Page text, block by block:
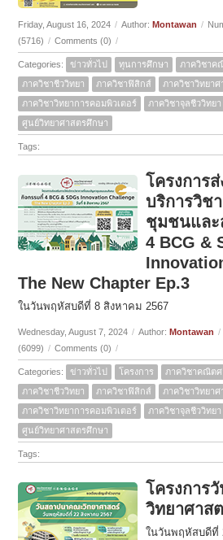
Friday, August 16, 2024 / Author:Montawan /
(5716) / Comments (0) /
Categories: ข่าวทั่วไป ทุนการศึกษา ภาควิชาค
ภาควิชาชีววิทยา
ภาควิชาฟิสิกส์
ภาควิชาวิทยาศ
ภาควิชาวิทยาการคอมพิวเตอร์
ภาควิชาจุลชีววิทยา
ศูนย์วิทยาศาสตรศึกษา
Tags:
โครงการ
บริการวิช
ชุมชนและ
4 BCG &
The New Chapter Ep.3
ในวันพฤหัสบดีที่ 8 สิงหาคม 2567
Wednesday, August 7, 2024 / Author:Montawan /
(6099) / Comments (0) /
Categories: ข่าวทั่วไป โครงการ ภาควิชาคณิตศ
ภาควิชาชีววิทยา
ภาควิชาฟิสิกส์
ภาควิชาวิทยาศ
ภาควิชาวิทยาการคอมพิวเตอร์
ภาควิชาจุลชีววิทยา
ศูนย์วิทยาศาสตรศึกษา
Tags:
โครงการ
วิทยาศาส
ในวันพฤหัสบดีที่